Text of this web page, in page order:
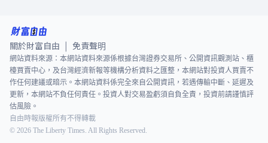
關於財富自由 免責聲明
網站資料來源：本網站資料來源係根據台灣證券交易所、公開資訊觀測站、櫃
檯買賣中心，及台灣經濟新報等機構分析資料之匯整，本網站對投資人買賣不
作任何建議或暗示。本網站資料係完全來自公開資訊，若遇傳輸中斷、延遲及
更新，本網站不負任何責任。投資人對交易盈虧須自負全責，投資前請謹慎評
估風險。
自由時報版權所有不得轉載
© 2026 The Liberty Times. All Rights Reserved.